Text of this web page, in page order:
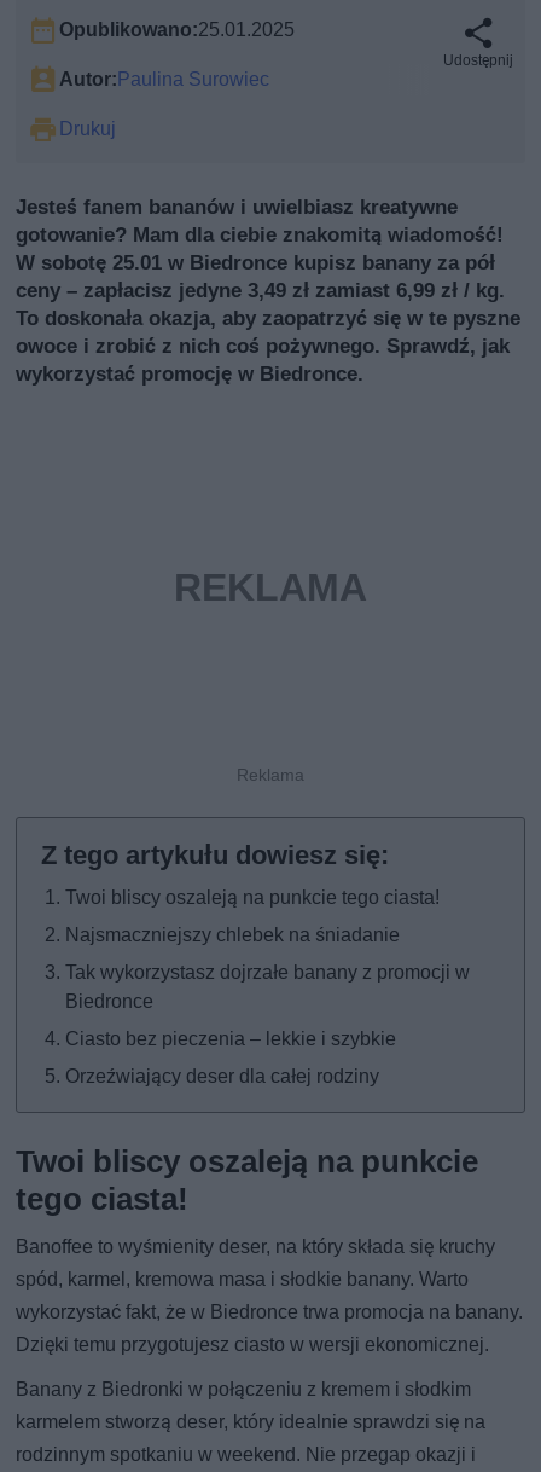
Opublikowano:25.01.2025
Autor:Paulina Surowiec
Drukuj
Udostępnij
Jesteś fanem bananów i uwielbiasz kreatywne
gotowanie? Mam dla ciebie znakomitą wiadomość!
W sobotę 25.01 w Biedronce kupisz banany za pół
ceny – zapłacisz jedyne 3,49 zł zamiast 6,99 zł / kg.
To doskonała okazja, aby zaopatrzyć się w te pyszne
owoce i zrobić z nich coś pożywnego. Sprawdź, jak
wykorzystać promocję w Biedronce.
Twoi bliscy oszaleją na punkcie tego ciasta!
Najsmaczniejszy chlebek na śniadanie
Tak wykorzystasz dojrzałe banany z promocji w
Biedronce
Ciasto bez pieczenia – lekkie i szybkie
Orzeźwiający deser dla całej rodziny
Twoi bliscy oszaleją na punkcie
tego ciasta!
Banoffee to wyśmienity deser, na który składa się kruchy
spód, karmel, kremowa masa i słodkie banany. Warto
wykorzystać fakt, że w Biedronce trwa promocja na banany.
Dzięki temu przygotujesz ciasto w wersji ekonomicznej.
Banany z Biedronki w połączeniu z kremem i słodkim
karmelem stworzą deser, który idealnie sprawdzi się na
rodzinnym spotkaniu w weekend. Nie przegap okazji i